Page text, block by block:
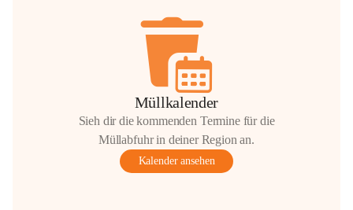
Müllkalender
Sieh dir die kommenden Termine für die
Müllabfuhr in deiner Region an.
Kalender ansehen